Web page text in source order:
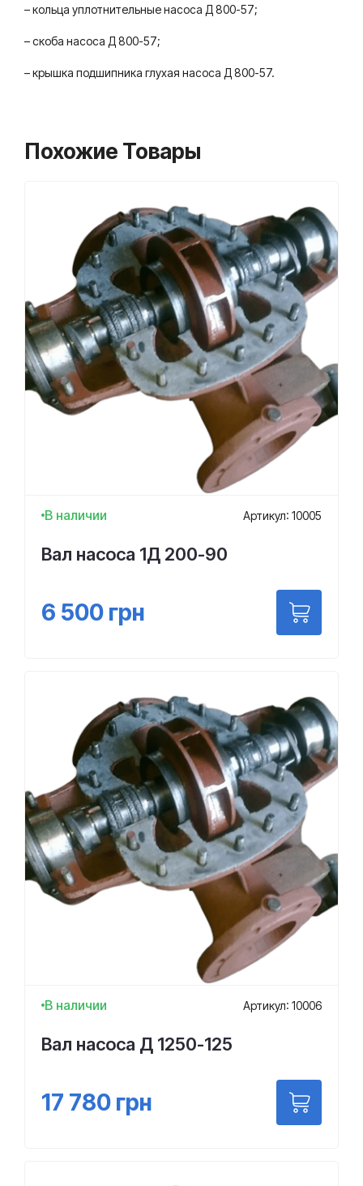
– кольца уплотнительные насоса Д 800-57;
– скоба насоса Д 800-57;
– крышка подшипника глухая насоса Д 800-57.
Похожие Товары
В наличии Артикул: 10005
Вал насоса 1Д 200-90
6 500 грн
В наличии Артикул: 10006
Вал насоса Д 1250-125
17 780 грн